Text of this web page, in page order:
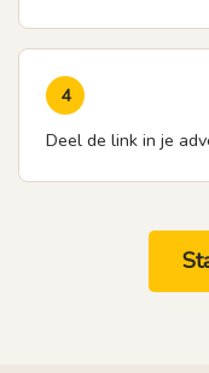
4
Deel de link in je